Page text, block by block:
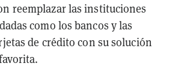
reemplazar las instituciones
como los bancos y las
de crédito con su solución